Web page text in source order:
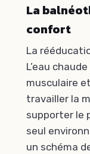
La
confort
La
L’eau
musculaire
travailler la
supporter le
seul
un schéma